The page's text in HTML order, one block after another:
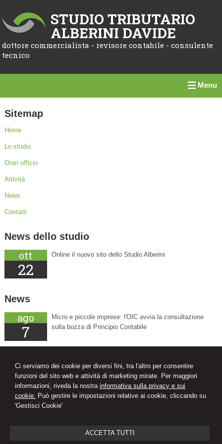
Ci serviamo dei cookie per diversi fini, tra l'altro per consentire
funzioni del sito web e attività di marketing mirate. Per maggiori
informazioni, riveda la nostra informativa sulla privacy e sui
cookie. Può gestire le impostazioni relative ai cookie, cliccando su
'Gestisci Cookie'
ACCETTA TUTTI
STUDIO TRIBUTARIO
ALBERINI DAVIDE
dottore commercialista - revisore contabile - consulente
tecnico
Menu
Sitemap
Home
Lo studio
Orari ufficio
Attività
News
Contatti
News dello studio
ott
22
Online il nuovo sito dello Studio Alberini
News
ago
7
Micro e piccole imprese: l'OIC avvia la consultazione
sulla bozza di Principio Contabile
8
dello sport
ago
8
Decreto PA: tutte le novità in Gazzetta Ufficiale